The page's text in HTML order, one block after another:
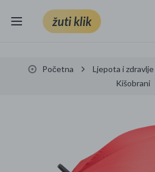
žuti klik
VRT I ALATI
Početna Ljepota i zdravlje
Kišobrani